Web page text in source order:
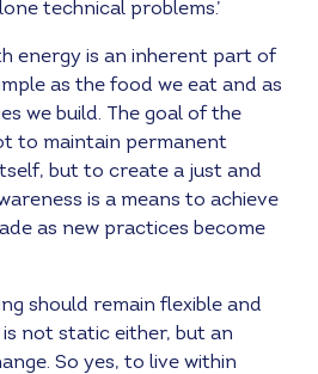
technical problems.’
energy is an inherent part of
as the food we eat and as
we build. The goal of the
to maintain permanent
but to create a just and
is a means to achieve
as new practices become
should remain flexible and
not static either, but an
So yes, to live within